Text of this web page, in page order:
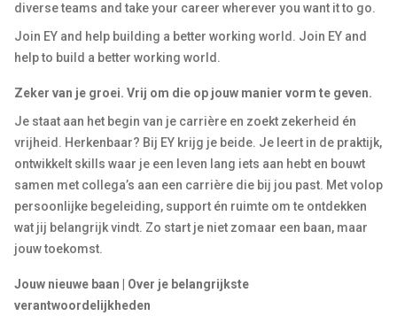
diverse teams and take your career wherever you want it to go.
Join EY and help building a better working world. Join EY and
help to build a better working world.
Zeker van je groei. Vrij om die op jouw manier vorm te geven.
Je staat aan het begin van je carrière en zoekt zekerheid én
vrijheid. Herkenbaar? Bij EY krijg je beide. Je leert in de praktijk,
ontwikkelt skills waar je een leven lang iets aan hebt en bouwt
samen met collega’s aan een carrière die bij jou past. Met volop
persoonlijke begeleiding, support én ruimte om te ontdekken
wat jij belangrijk vindt. Zo start je niet zomaar een baan, maar
jouw toekomst.
Jouw nieuwe baan | Over je belangrijkste
verantwoordelijkheden